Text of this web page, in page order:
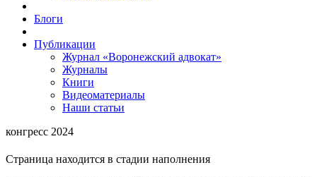
Блоги
Публикации
Журнал «Воронежский адвокат»
Журналы
Книги
Видеоматериалы
Наши статьи
конгресс 2024
Страница находится в стадии наполнения